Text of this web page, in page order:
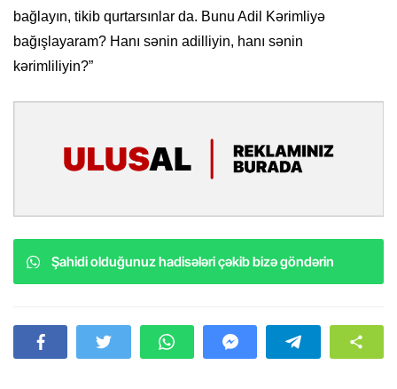
bağlayın, tikib qurtarsınlar da. Bunu Adil Kərimliyə
bağışlayaram? Hanı sənin adilliyin, hanı sənin
kərimliliyin?”
Şahidi olduğunuz hadisələri çəkib bizə göndərin